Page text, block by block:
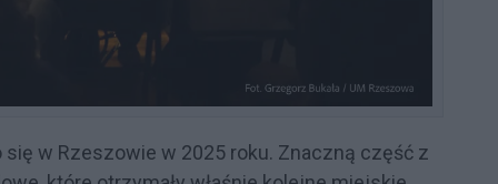
w Rzeszowie w 2025 roku. Znaczną część z